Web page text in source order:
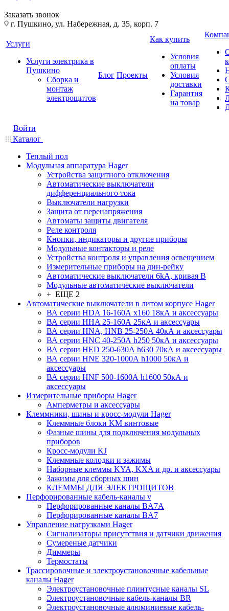
Заказать звонок
г. Пушкино, ул. Набережная, д. 35, корп. 7
Услуги
Услуги электрика в
Пушкино
Сборка и
монтаж
электрощитов
Блог Проекты
Как купить
Условия
оплаты
Условия
доставки
Гарантия
на товар
Войти
Каталог
Теплый пол
Модульная аппаратура Hager
Устройства защитного отключения
Автоматические выключатели
дифференциального тока
Выключатели нагрузки
Защита от перенапряжения
Автоматы защиты двигателя
Реле контроля
Кнопки, индикаторы и другие приборы
Модульные контакторы и реле
Устройства контроля и управления освещением
Измерительные приборы на дин-рейку
Автоматические выключатели 6kA, кривая В
Модульные автоматические выключатели
+ ЕЩЕ 2
Автоматические выключатели в литом корпусе Hager
ВА серии HDA 16-160А x160 18кА и аксессуары
ВА серии HHA 25-160А 25кА и аксессуары
ВА серии HNA, HNB 25-250А 40кА и аксессуары
ВА серии HNC 40-250А h250 50кА и аксессуары
ВА серии HED 250-630А h630 70кА и аксессуары
ВА серии HNE 320-1000А h1000 50кА и
аксессуары
ВА серии HNF 500-1600А h1600 50кА и
аксессуары
Измерительные приборы Hager
Амперметры и аксессуары
Клеммники, шины и кросс-модули Hager
Клеммные блоки KM винтовые
Фазные шины для подключения модульных
приборов
Кросс-модули KJ
Клеммные колодки и зажимы
Наборные клеммы KYA, KXA и др. и аксессуары
Зажимы для сборных шин
КЛЕММЫ ДЛЯ ЭЛЕКТРОЩИТОВ
Перфорированные кабель-каналы v
Перфорированные каналы BA7A
Перфорированные каналы BA7
Управление нагрузками Hager
Сигнализаторы присутствия и датчики движения
Сумереные датчики
Диммеры
Термостаты
Трассировочные и электроустановочные кабельные
каналы Hager
Электроустановочные плинтусные каналы SL
Электроустановочные кабель-каналы BR
Электроустановочные алюминиевые кабель-